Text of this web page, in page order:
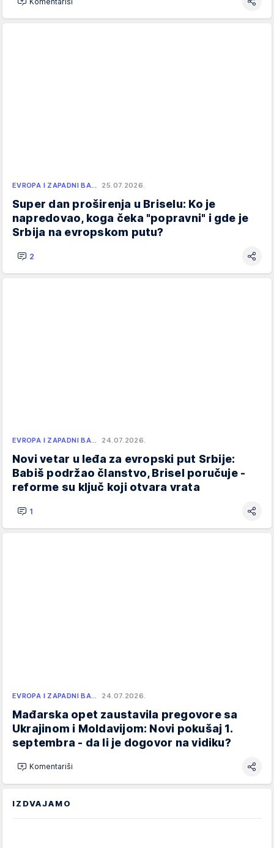
EVROPA I ZAPADNI BA… 25.07.2026.
Super dan proširenja u Briselu: Ko je
napredovao, koga čeka "popravni" i gde je
Srbija na evropskom putu?
2
EVROPA I ZAPADNI BA… 24.07.2026.
Novi vetar u leđa za evropski put Srbije:
Babiš podržao članstvo, Brisel poručuje -
reforme su ključ koji otvara vrata
1
EVROPA I ZAPADNI BA… 24.07.2026.
Mađarska opet zaustavila pregovore sa
Ukrajinom i Moldavijom: Novi pokušaj 1.
septembra - da li je dogovor na vidiku?
Komentariši
IZDVAJAMO